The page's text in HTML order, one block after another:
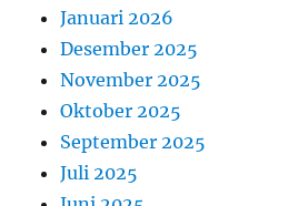
Januari 2026
Desember 2025
November 2025
Oktober 2025
September 2025
Juli 2025